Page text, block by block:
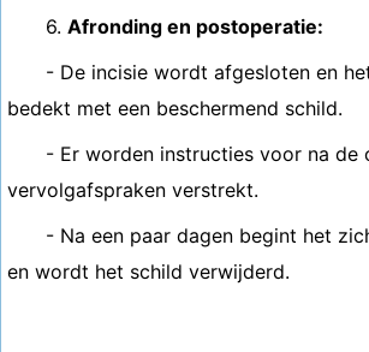
6. Afronding en postoperatie:
- De incisie wordt afgesloten en
bedekt met een beschermend schild.
- Er worden instructies voor na de
vervolgafspraken verstrekt.
- Na een paar dagen begint het
en wordt het schild verwijderd.